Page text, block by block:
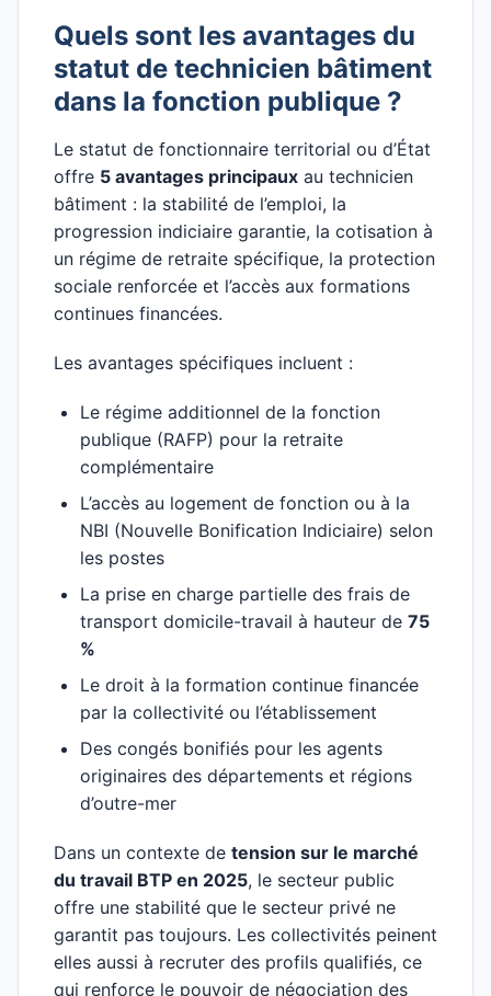
Quels sont les avantages du
statut de technicien bâtiment
dans la fonction publique ?
Le statut de fonctionnaire territorial ou d’État
offre 5 avantages principaux au technicien
bâtiment : la stabilité de l’emploi, la
progression indiciaire garantie, la cotisation à
un régime de retraite spécifique, la protection
sociale renforcée et l’accès aux formations
continues financées.
Les avantages spécifiques incluent :
Le régime additionnel de la fonction
publique (RAFP) pour la retraite
complémentaire
L’accès au logement de fonction ou à la
NBI (Nouvelle Bonification Indiciaire) selon
les postes
La prise en charge partielle des frais de
transport domicile-travail à hauteur de 75
%
Le droit à la formation continue financée
par la collectivité ou l’établissement
Des congés bonifiés pour les agents
originaires des départements et régions
d’outre-mer
Dans un contexte de tension sur le marché
du travail BTP en 2025, le secteur public
offre une stabilité que le secteur privé ne
garantit pas toujours. Les collectivités peinent
elles aussi à recruter des profils qualifiés, ce
qui renforce le pouvoir de négociation des